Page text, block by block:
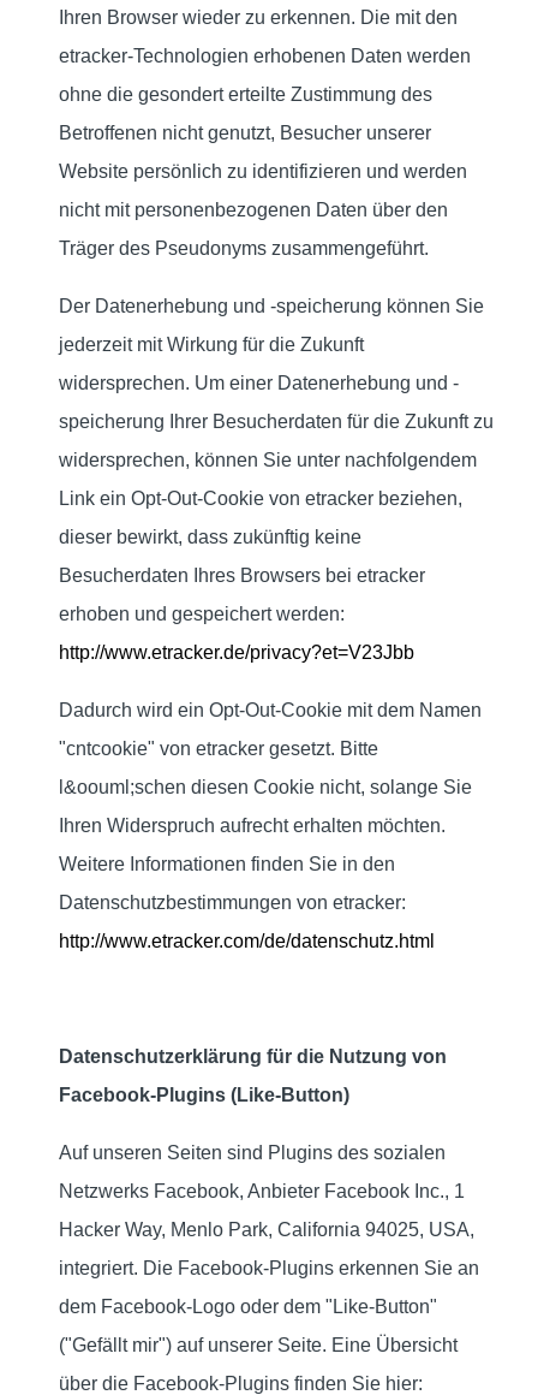
Ihren Browser wieder zu erkennen. Die mit den
etracker-Technologien erhobenen Daten werden
ohne die gesondert erteilte Zustimmung des
Betroffenen nicht genutzt, Besucher unserer
Website persönlich zu identifizieren und werden
nicht mit personenbezogenen Daten über den
Träger des Pseudonyms zusammengeführt.
Der Datenerhebung und -speicherung können Sie
jederzeit mit Wirkung für die Zukunft
widersprechen. Um einer Datenerhebung und -
speicherung Ihrer Besucherdaten für die Zukunft zu
widersprechen, können Sie unter nachfolgendem
Link ein Opt-Out-Cookie von etracker beziehen,
dieser bewirkt, dass zukünftig keine
Besucherdaten Ihres Browsers bei etracker
erhoben und gespeichert werden:
http://www.etracker.de/privacy?et=V23Jbb
Dadurch wird ein Opt-Out-Cookie mit dem Namen
"cntcookie" von etracker gesetzt. Bitte
l&oouml;schen diesen Cookie nicht, solange Sie
Ihren Widerspruch aufrecht erhalten möchten.
Weitere Informationen finden Sie in den
Datenschutzbestimmungen von etracker:
http://www.etracker.com/de/datenschutz.html
Datenschutzerklärung für die Nutzung von
Facebook-Plugins (Like-Button)
Auf unseren Seiten sind Plugins des sozialen
Netzwerks Facebook, Anbieter Facebook Inc., 1
Hacker Way, Menlo Park, California 94025, USA,
integriert. Die Facebook-Plugins erkennen Sie an
dem Facebook-Logo oder dem "Like-Button"
("Gefällt mir") auf unserer Seite. Eine Übersicht
über die Facebook-Plugins finden Sie hier: